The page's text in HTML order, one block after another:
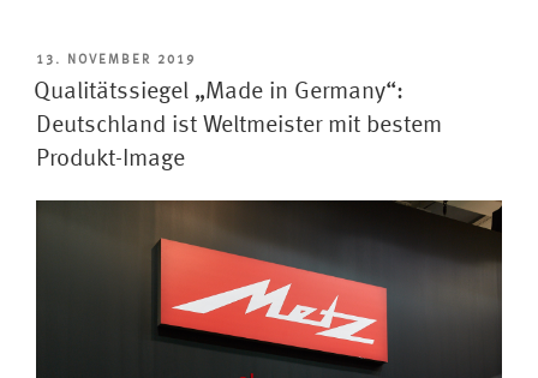
Metz
ist
2023
beste
VERÖFFENTLICHT
AM
13. NOVEMBER 2019
Qualitätssiegel „Made in Germany“:
Deutschland ist Weltmeister mit bestem
Produkt-Image